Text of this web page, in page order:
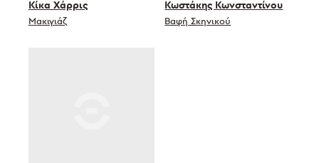
Κίκα Χάρρις
Μακιγιάζ
Κωστάκης Κωνσταντίνου
Βαφή Σκηνικού